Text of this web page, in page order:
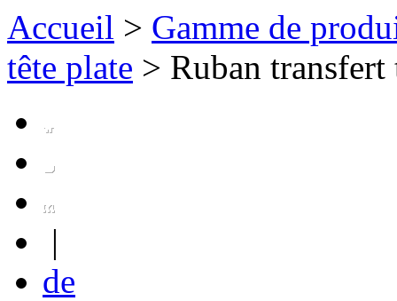
Accueil > Gamme de
tête plate > Ruban
|
de